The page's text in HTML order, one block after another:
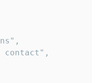
contact",